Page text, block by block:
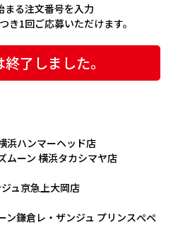
まる注文番号を入力
き1回ご応募いただけます。
了しました。
浜ハンマーヘッド店
ムーン 横浜タカシマヤ店
ュ京急上大岡店
ン鎌倉レ・ザンジュ プリンスぺぺ